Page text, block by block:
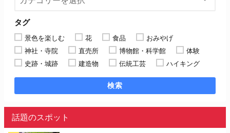
タグ
景色を楽しむ 花 食品
おみやげ
神社・寺院
直売所 博物館・科学館
体験
史跡・城跡
建造物 伝統工芸 ハイキング
検索
話題のスポット